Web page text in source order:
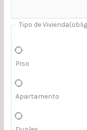
Tipo de Vivienda
Piso
Apartamento